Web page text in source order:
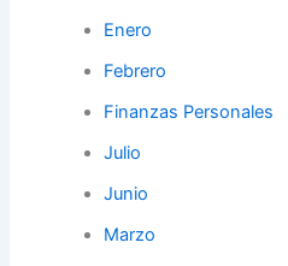
Enero
Febrero
Finanzas Personales
Julio
Junio
Marzo